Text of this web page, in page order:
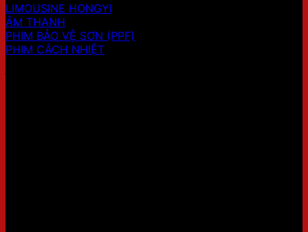
LIMOUSINE HONGYI
ÂM THANH
PHIM BẢO VỆ SƠN (PPF)
PHIM CÁCH NHIỆT